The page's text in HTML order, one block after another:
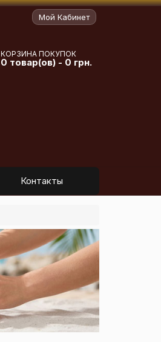
Мой Кабинет
КОРЗИНА ПОКУПОК
0 товар(ов) - 0 грн.
Контакты